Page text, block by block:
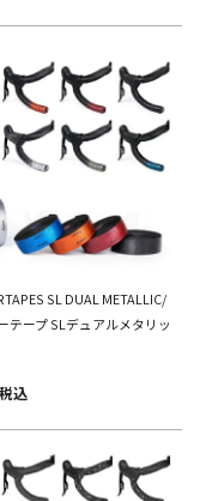
SL DUAL METALLIC/
テープ SLデュアルメタリッ
税込